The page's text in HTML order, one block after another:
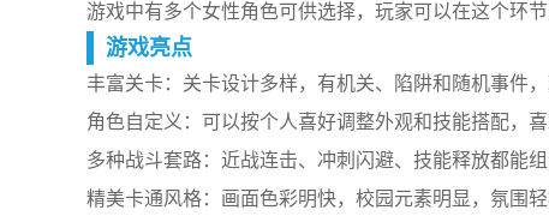
游戏中有多个女性角色可供选择，玩家可以在这个环
游戏亮点
丰富关卡：关卡设计多样，有机关、陷阱和随机事件，
角色自定义：可以按个人喜好调整外观和技能搭配，
多种战斗套路：近战连击、冲刺闪避、技能释放都能
精美卡通风格：画面色彩明快，校园元素明显，氛围轻